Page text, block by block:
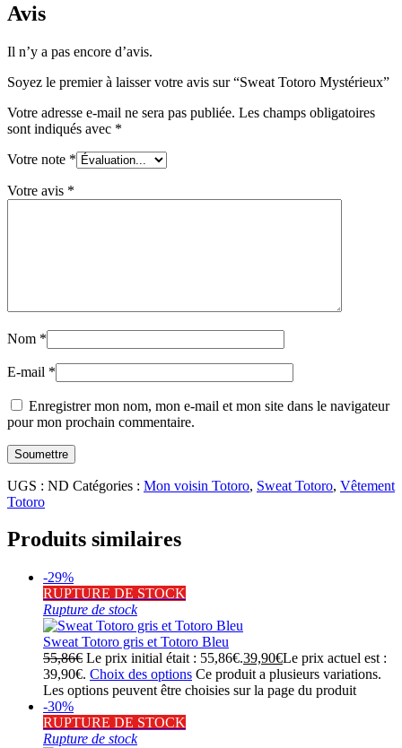
Avis
Il n’y a pas encore d’avis.
Soyez le premier à laisser votre avis sur “Sweat Totoro Mystérieux”
Votre adresse e-mail ne sera pas publiée. Les champs obligatoires
sont indiqués avec *
Votre note *
Votre avis *
Nom *
E-mail *
Enregistrer mon nom, mon e-mail et mon site dans le navigateur
pour mon prochain commentaire.
UGS : ND Catégories : Mon voisin Totoro, Sweat Totoro, Vêtement
Totoro
Produits similaires
-29%
RUPTURE DE STOCK
Rupture de stock
Sweat Totoro gris et Totoro Bleu
55,86€ Le prix initial était : 55,86€.39,90€Le prix actuel est :
39,90€. Choix des options Ce produit a plusieurs variations.
Les options peuvent être choisies sur la page du produit
-30%
RUPTURE DE STOCK
Rupture de stock